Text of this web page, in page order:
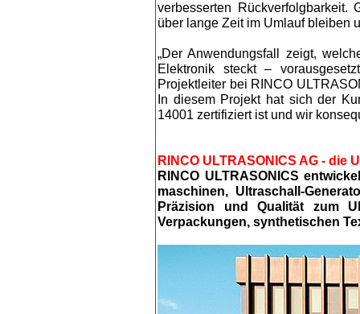
verbesserten
über lange Zeit im Umlauf bleiben
„Der Anwendungsfall zeigt,
Elektronik steckt –
Projektleiter bei RINCO
In diesem Projekt hat sich der
14001 zertifiziert ist und wir
RINCO ULTRASONICS AG - die
RINCO ULTRASONICS
maschinen, Ultraschall-
Präzision und Qualität zum
Verpackungen, synthetischen